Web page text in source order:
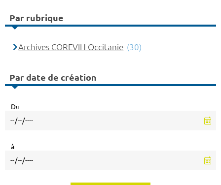
Par rubrique
Archives COREVIH Occitanie (30)
Par date de création
Du
à